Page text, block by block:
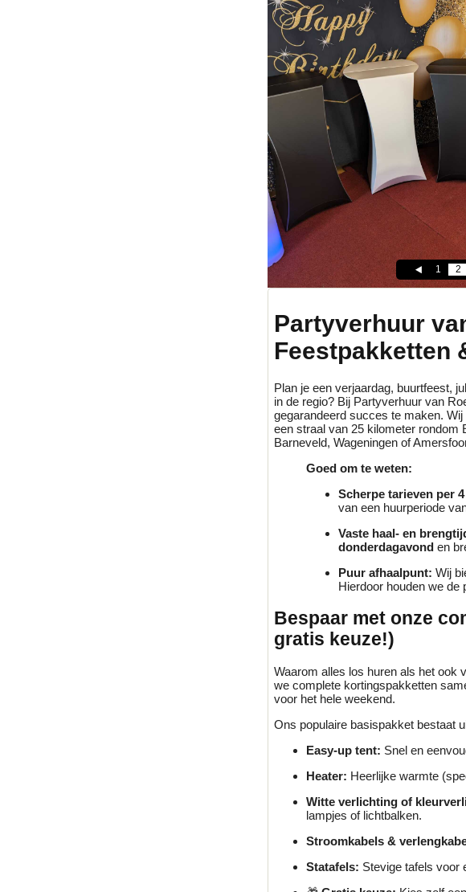
1 2
Partyverhuur
Feestpakketten
Plan je een verjaardag, buurtfeest,
in de regio? Bij Partyverhuur van
gegarandeerd succes te maken.
een straal van 25 kilometer rondom
Barneveld, Wageningen of
Goed om te weten:
Scherpe tarieven per
van een huurperiode
Vaste haal- en
donderdagavond en
Puur afhaalpunt: Wij
Hierdoor houden we de
Bespaar met onze
gratis keuze!)
Waarom alles los huren als het ook
we complete kortingspakketten
voor het hele weekend.
Ons populaire basispakket bestaat
Easy-up tent: Snel en
Heater: Heerlijke warmte
Witte verlichting of
lampjes of lichtbalken.
Stroomkabels &
Statafels: Stevige tafels voor